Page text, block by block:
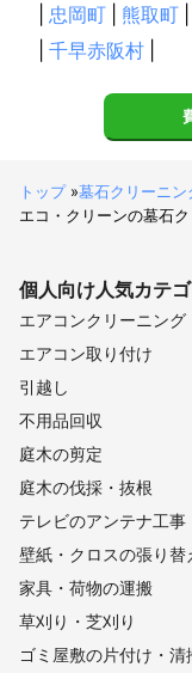
忠岡町 熊取町
千早赤阪村
トップ»墓石クリーニン
エコ・クリーンの墓石
個人向け人気カテ
エアコンクリーニング
エアコン取り付け
引越し
不用品回収
庭木の剪定
庭木の伐採・抜根
テレビのアンテナ工事
壁紙・クロスの張り替
家具・荷物の運搬
草刈り・芝刈り
ゴミ屋敷の片付け・清